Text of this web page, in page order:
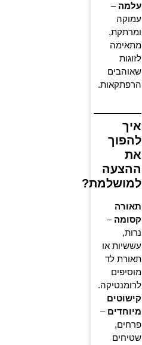
עלמה –
עמוקה
ומרתקת,
מתאימה
לזוגות
שאוהבים
הרפתקאות.
איך
להפוך
את
ההצעה
למושלמת?
תאורה
קסומה –
נרות,
עששיות או
תאורת לד
מוסיפים
לרומנטיקה.
קישוטים
מיוחדים –
פרחים,
שטיחים